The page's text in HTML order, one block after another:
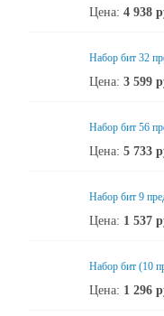
Цена: 4 938
Набор бит 32
Цена: 3 599
Набор бит 56
Цена: 5 733
Набор бит 9
Цена: 1 537
Набор бит (10
Цена: 1 296